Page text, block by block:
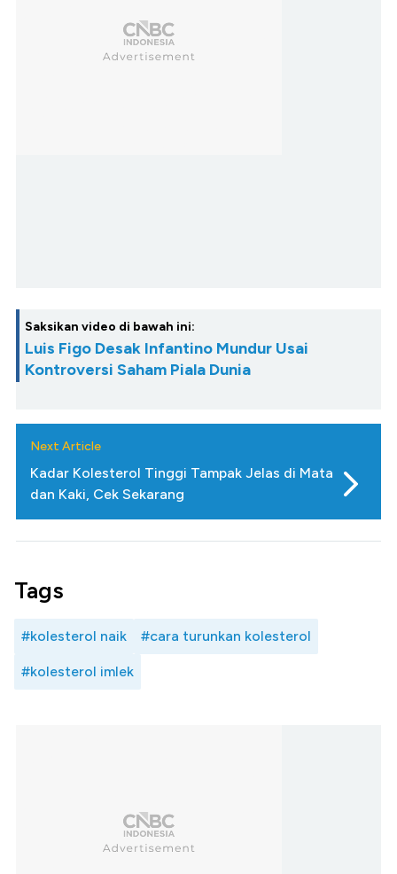
Saksikan video di bawah ini:
Luis Figo Desak Infantino Mundur Usai
Kontroversi Saham Piala Dunia
Next Article
Kadar Kolesterol Tinggi Tampak Jelas di Mata
dan Kaki, Cek Sekarang
Tags
#kolesterol naik #cara turunkan kolesterol
#kolesterol imlek